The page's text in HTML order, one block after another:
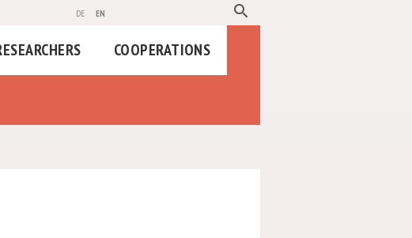
de en search
COOPERATIONS